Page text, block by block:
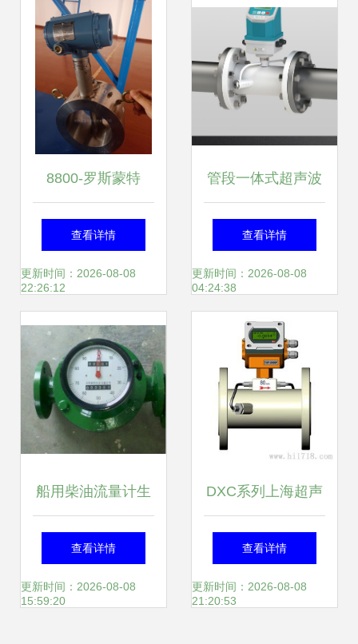
解析 厂网产品信息
8800-罗斯蒙特
8800涡街流量计
精准计量，稳定可
靠
查看详情
更新时间：2026-08-08
22:26:12
管段一体式超声波
流量计 精准计量的
工业先锋
查看详情
更新时间：2026-08-08
04:24:38
船用柴油流量计生
产厂家详解 优选品
质助力航运安全
查看详情
更新时间：2026-08-08
15:59:20
DXC系列上海超声
波流量计 精准测
流，引领工业计量
查看详情
更新时间：2026-08-08
21:20:53